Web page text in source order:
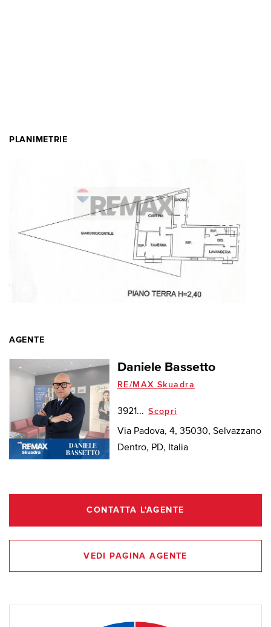
PLANIMETRIE
AGENTE
Daniele Bassetto
RE/MAX Skuadra
3921... Scopri
Via Padova, 4, 35030, Selvazzano
Dentro, PD, Italia
CONTATTA L'AGENTE
VEDI PAGINA AGENTE